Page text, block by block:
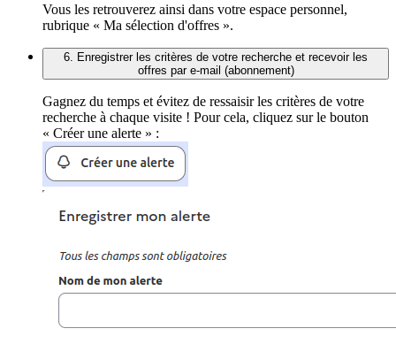
Vous les retrouverez ainsi dans votre espace personnel,
rubrique « Ma sélection d'offres ».
6. Enregistrer les critères de votre recherche et recevoir les
offres par e-mail (abonnement)
Gagnez du temps et évitez de ressaisir les critères de votre
recherche à chaque visite ! Pour cela, cliquez sur le bouton
« Créer une alerte » :